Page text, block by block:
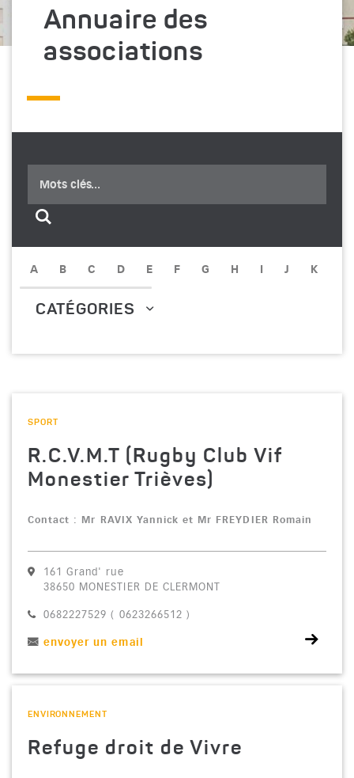
Annuaire des
associations
Recherche
A B C D E F G H I J K
CATÉGORIES
CATÉGORIE : "
SPORT
R.C.V.M.T (Rugby Club Vif
Monestier Trièves)
Contact : Mr RAVIX Yannick et Mr FREYDIER Romain
161 Grand' rue
38650 MONESTIER DE CLERMONT
Téléphone :
0682227529 ( 0623266512 )
envoyer un email
CATÉGORIE : "
ENVIRONNEMENT
Refuge droit de Vivre